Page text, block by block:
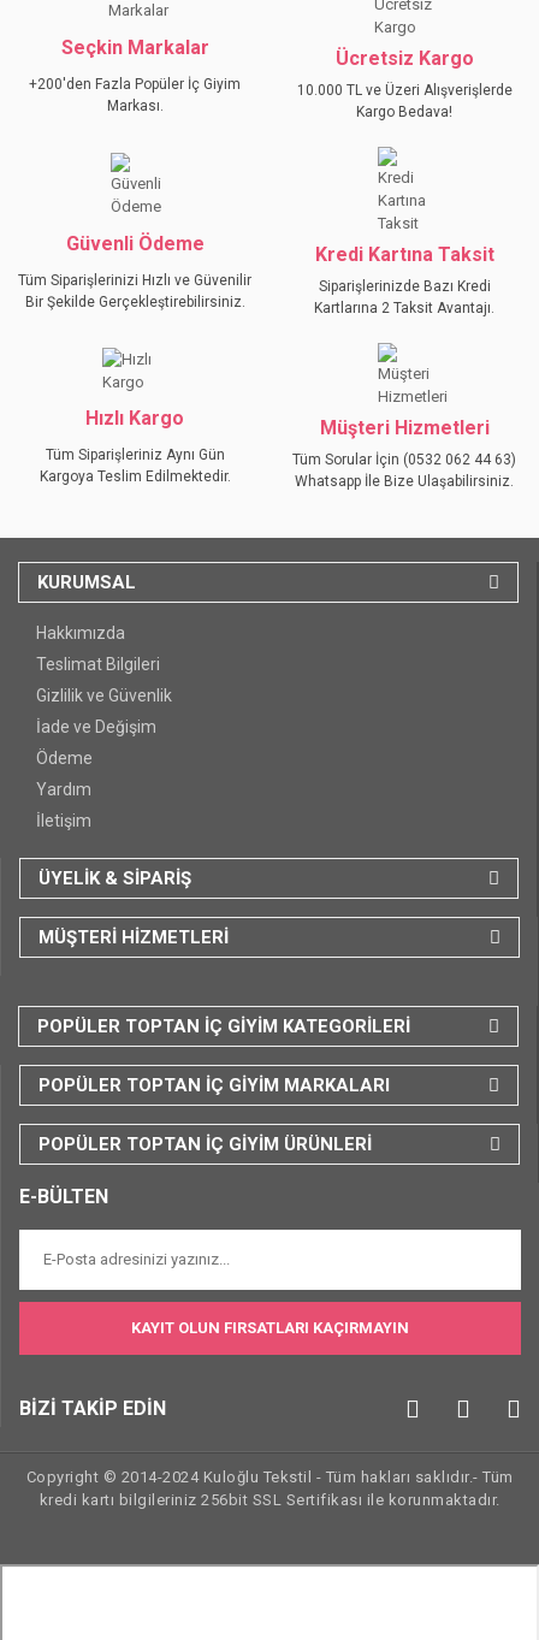
Görüş ve önerileriniz için teşekkür ederiz.
Ürün açıklamasında eksik bilgiler bulunuyor.
Ürün fiyatı diğer sitelerden daha pahalı.
Bu ürüne benzer farklı alternatifler olmalı.
Seçkin Markalar
+200'den Fazla Popüler İç Giyim
Markası.
Ücretsiz Kargo
10.000 TL ve Üzeri Alışverişlerde
Kargo Bedava!
Güvenli Ödeme
Tüm Siparişlerinizi Hızlı ve Güvenilir
Bir Şekilde Gerçekleştirebilirsiniz.
Kredi Kartına Taksit
Siparişlerinizde Bazı Kredi
Kartlarına 2 Taksit Avantajı.
Hızlı Kargo
Tüm Siparişleriniz Aynı Gün
Kargoya Teslim Edilmektedir.
Müşteri Hizmetleri
Tüm Sorular İçin (0532 062 44 63)
Whatsapp İle Bize Ulaşabilirsiniz.
KURUMSAL
Hakkımızda
Teslimat Bilgileri
Gizlilik ve Güvenlik
İade ve Değişim
Ödeme
Yardım
İletişim
ÜYELİK & SİPARİŞ
MÜŞTERİ HİZMETLERİ
POPÜLER TOPTAN İÇ GİYİM KATEGORİLERİ
POPÜLER TOPTAN İÇ GİYİM MARKALARI
POPÜLER TOPTAN İÇ GİYİM ÜRÜNLERİ
E-BÜLTEN
KAYIT OLUN FIRSATLARI KAÇIRMAYIN
BİZİ TAKİP EDİN
Copyright © 2014-2024 Kuloğlu Tekstil - Tüm hakları saklıdır.- Tüm
kredi kartı bilgileriniz 256bit SSL Sertifikası ile korunmaktadır.